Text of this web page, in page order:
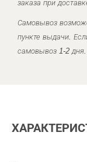
заказа при
Самовывоз
пункте выдачи.
самовывоз 1-2 дня.